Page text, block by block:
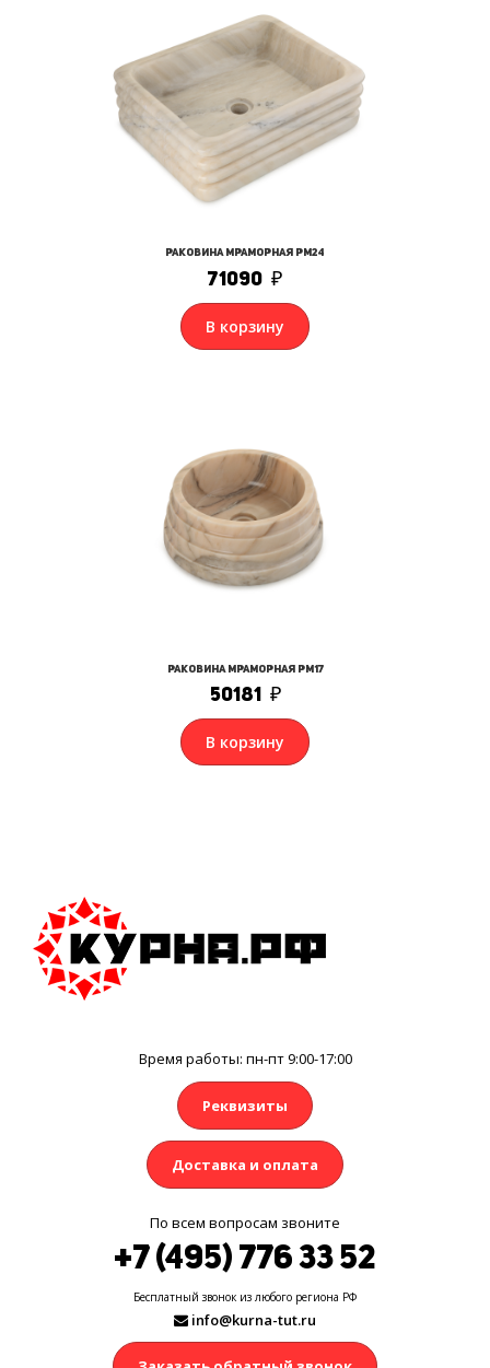
Раковина мраморная РМ24
71090 ₽
В корзину
Раковина мраморная РМ17
50181 ₽
В корзину
Время работы: пн-пт 9:00-17:00
Реквизиты
Доставка и оплата
По всем вопросам звоните
+7 (495) 776 33 52
Бесплатный звонок из любого региона РФ
info@kurna-tut.ru